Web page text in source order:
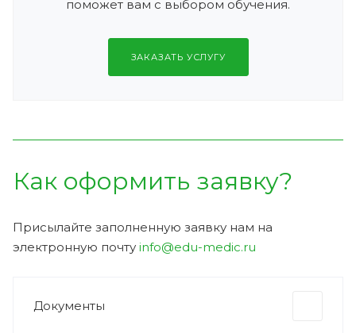
поможет вам с выбором обучения.
ЗАКАЗАТЬ УСЛУГУ
Как оформить заявку?
Присылайте заполненную заявку нам на
электронную почту info@edu-medic.ru
Документы